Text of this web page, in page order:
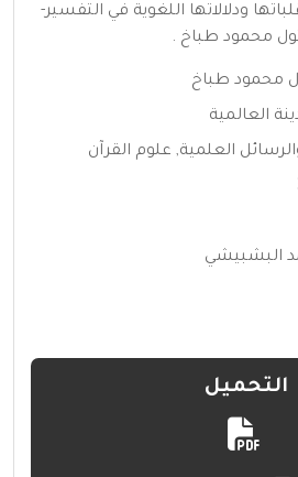
ودلالاتها اللغوية في التفسير-
محمود طباخ .
محمود طباخ
العالمية
العلمية, علوم القرآن
البشبيشي
التحميل